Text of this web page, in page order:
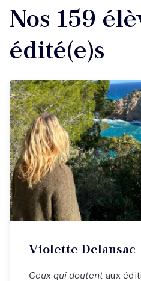
Nos 159
édité(e)s
Violette Delansac
Ceux qui doutent aux